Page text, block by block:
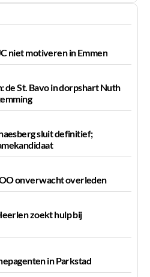
niet motiveren in Emmen
de St. Bavo in dorpshart Nuth
sluit definitief;
onverwacht overleden
zoekt hulp bij
in Parkstad